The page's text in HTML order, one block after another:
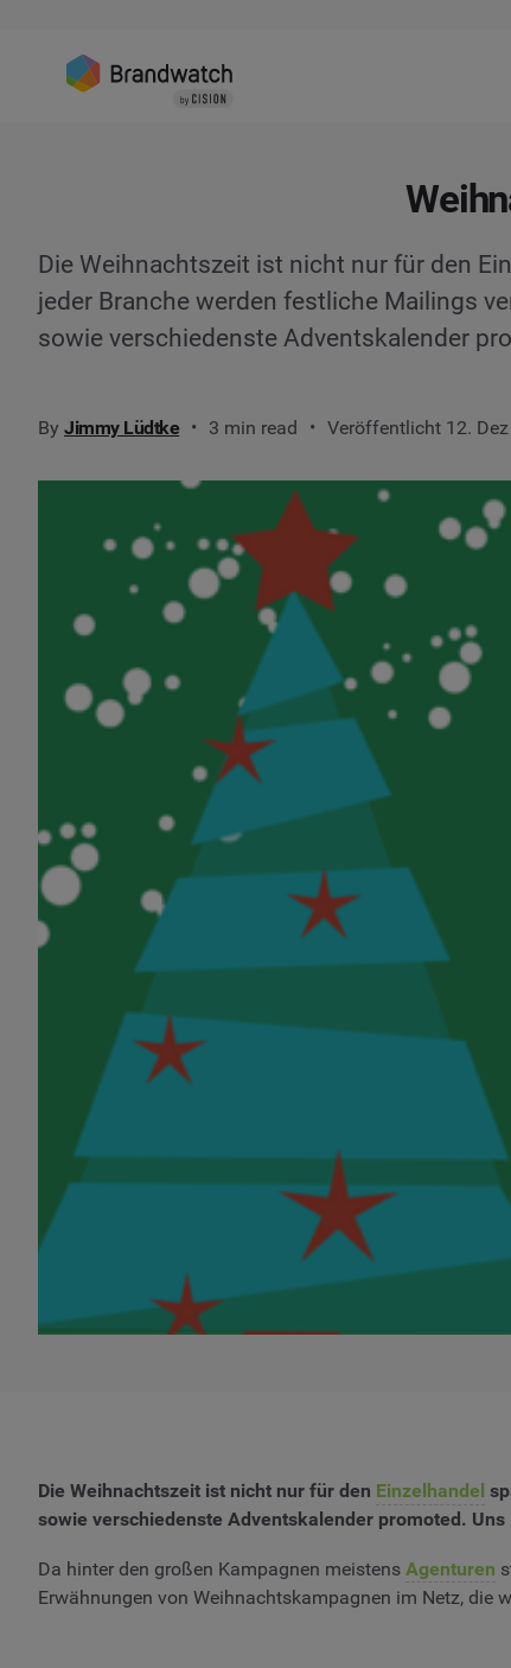
Die Weihnachtszeit ist nicht nur für den
jeder Branche werden festliche Mailings
sowie verschiedenste Adventskalender
By Jimmy Lüdtke 3 min read Veröffentlicht 12.
Die Weihnachtszeit ist nicht nur für den Einzelhandel
sowie verschiedenste Adventskalender promoted.
Da hinter den großen Kampagnen meistens Agenturen
Erwähnungen von Weihnachtskampagnen im Netz, die